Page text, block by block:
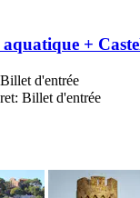
+
d'entrée
Billet d'entrée